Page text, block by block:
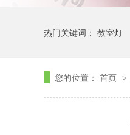
热门关键词： 教室灯
您的位置： 首页 >